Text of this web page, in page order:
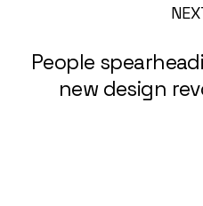
People
new design